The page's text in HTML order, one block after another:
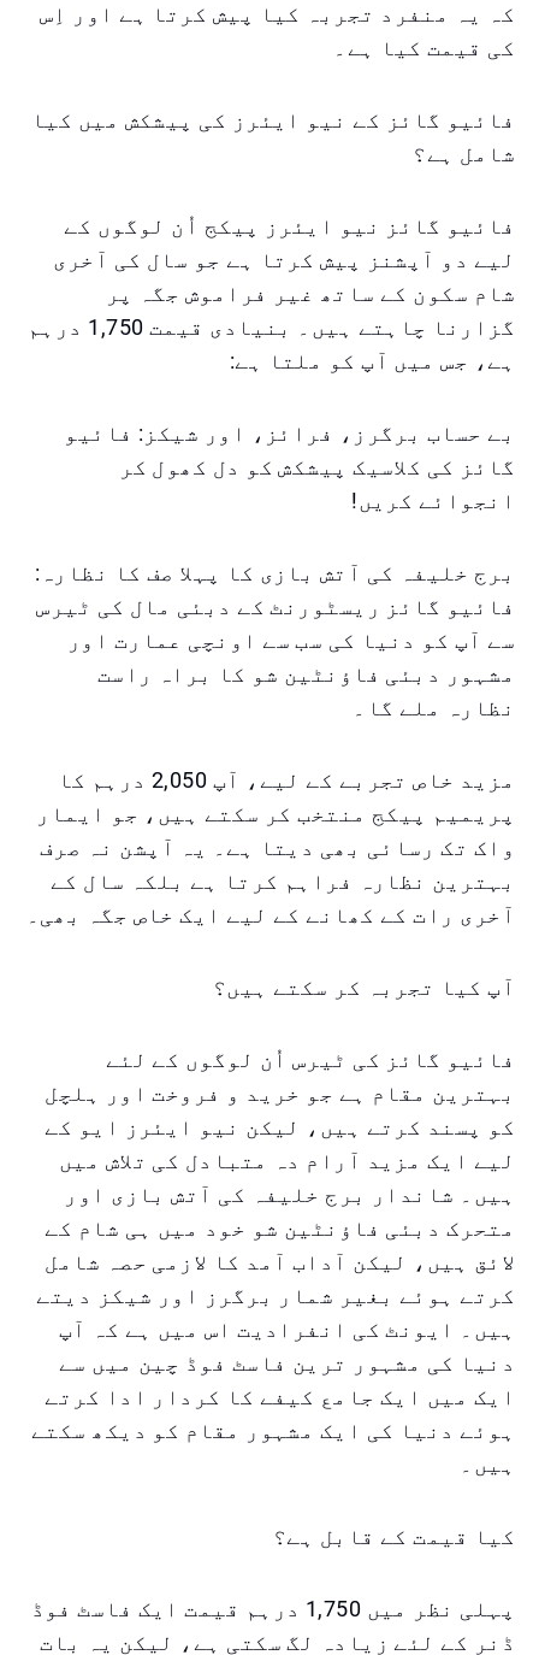
کہ یہ منفرد تجربہ کیا پیش کرتا ہے اور اِس
کی قیمت کیا ہے۔
فائیو گائز کے نیو ایئرز کی پیشکش میں کیا
شامل ہے؟
فائیو گائز نیو ایئرز پیکج اُن لوگوں کے
لیے دو آپشنز پیش کرتا ہے جو سال کی آخری
شام سکون کے ساتھ غیر فراموش جگہ پر
گزارنا چاہتے ہیں۔ بنیادی قیمت 1,750 درہم
ہے، جس میں آپ کو ملتا ہے:
بے حساب برگرز، فرائز، اور شیکز: فائیو
گائز کی کلاسیک پیشکش کو دل کھول کر
انجوائے کریں!
برج خلیفہ کی آتش بازی کا پہلا صف کا نظارہ:
فائیو گائز ریسٹورنٹ کے دبئی مال کی ٹیرس
سے آپ کو دنیا کی سب سے اونچی عمارت اور
مشہور دبئی فاؤنٹین شو کا براہ راست
نظارہ ملے گا۔
مزید خاص تجربے کے لیے، آپ 2,050 درہم کا
پریمیم پیکج منتخب کر سکتے ہیں، جو ایمار
واک تک رسائی بھی دیتا ہے۔ یہ آپشن نہ صرف
بہترین نظارہ فراہم کرتا ہے بلکہ سال کے
آخری رات کے کھانے کے لیے ایک خاص جگہ بھی۔
آپ کیا تجربہ کر سکتے ہیں؟
فائیو گائز کی ٹیرس اُن لوگوں کے لئے
بہترین مقام ہے جو خرید و فروخت اور ہلچل
کو پسند کرتے ہیں، لیکن نیو ایئرز ایو کے
لیے ایک مزید آرام دہ متبادل کی تلاش میں
ہیں۔ شاندار برج خلیفہ کی آتش بازی اور
متحرک دبئی فاؤنٹین شو خود میں ہی شام کے
لائق ہیں، لیکن آداب آمد کا لازمی حصہ شامل
کرتے ہوئے بغیر شمار برگرز اور شیکز دیتے
ہیں۔ ایونٹ کی انفرادیت اس میں ہے کہ آپ
دنیا کی مشہور ترین فاسٹ فوڈ چین میں سے
ایک میں ایک جامع کیفے کا کردار ادا کرتے
ہوئے دنیا کی ایک مشہور مقام کو دیکھ سکتے
ہیں۔
کیا قیمت کے قابل ہے؟
پہلی نظر میں 1,750 درہم قیمت ایک فاسٹ فوڈ
ڈنر کے لئے زیادہ لگ سکتی ہے، لیکن یہ بات